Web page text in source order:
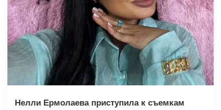
Нелли Ермолаева приступила к съемкам